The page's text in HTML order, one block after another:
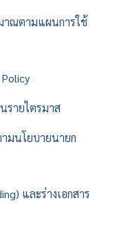
าณตามแผนการใช้
รายไตรมาส
มนโยบายนายก
และร่างเอกสาร